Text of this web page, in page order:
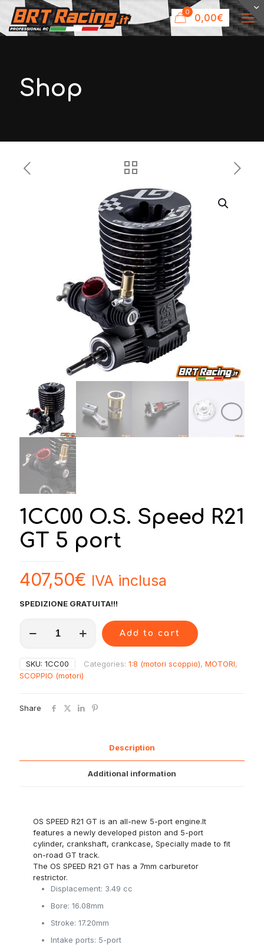
0 0,00€
Shop
1CC00 O.S. Speed R21
GT 5 port
407,50€ IVA inclusa
SPEDIZIONE GRATUITA!!!
O.S.
R21
GT
5
Add to cart
SKU: 1CC00 Categories: 1:8 (motori scoppio), MOTORI,
SCOPPIO (motori)
Share
Description
Additional information
OS SPEED R21 GT is an all-new 5-port engine.It
features a newly developed piston and 5-port
cylinder, crankshaft, crankcase, Specially made to fit
on-road GT track.
The OS SPEED R21 GT has a 7mm carburetor
restrictor.
Displacement: 3.49 cc
Bore: 16.08mm
Stroke: 17.20mm
Intake ports: 5-port